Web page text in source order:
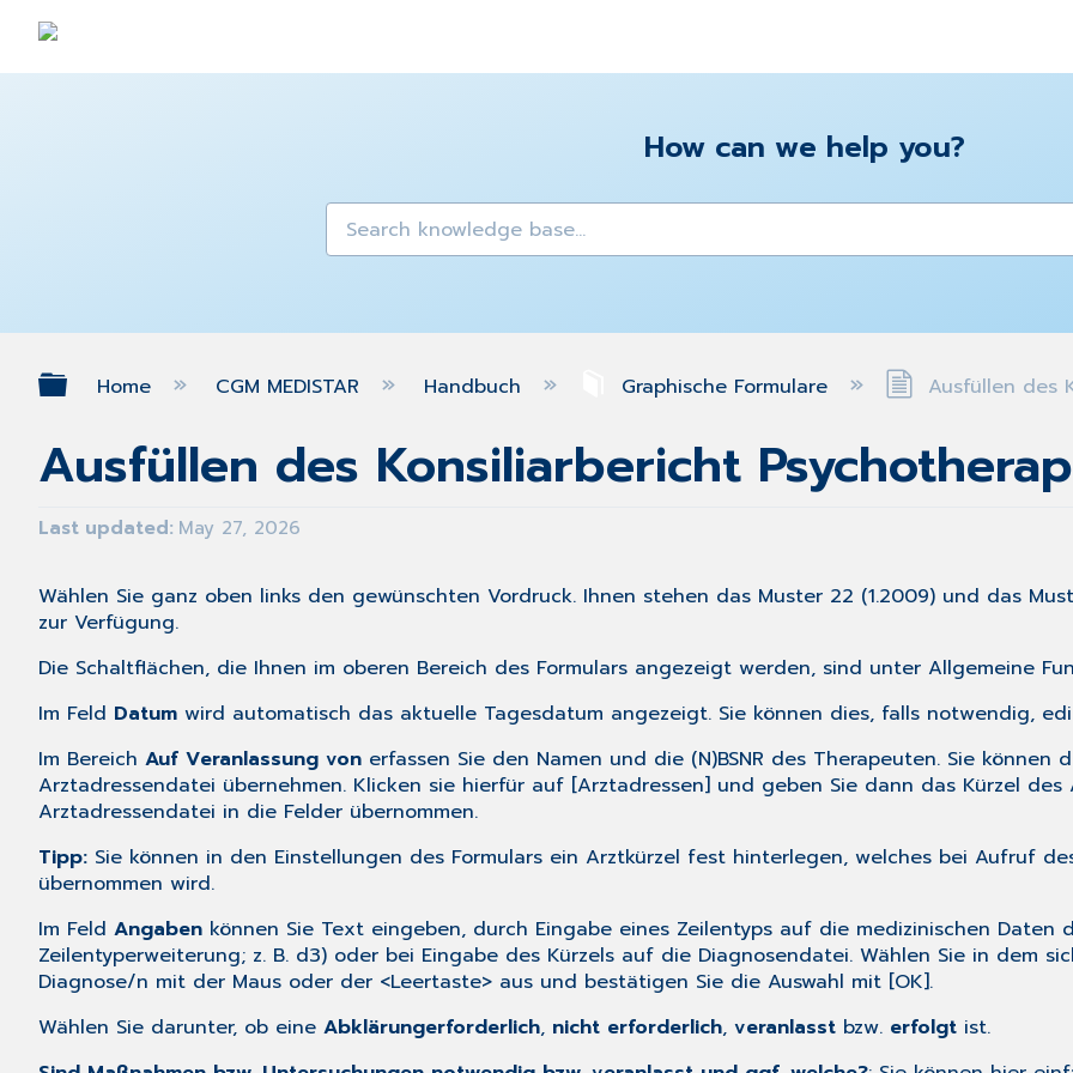
How can we help you?
Expand/collapse global hierarchy
Home CGM MEDISTAR Handbuch Graphische Formulare Ausfüllen des
Ausfüllen des Konsiliarbericht
Last updated May 27, 2026
Wählen Sie ganz oben links den gewünschten Vordruck. Ihnen stehen das Muster 22 (1.2009) und das
zur Verfügung.
Die Schaltflächen, die Ihnen im oberen Bereich des Formulars angezeigt werden, sind unter Allgemeine
Im Feld Datum wird automatisch das aktuelle Tagesdatum angezeigt. Sie können dies, falls notwendig,
Im Bereich Auf Veranlassung von erfassen Sie den Namen und die (N)BSNR des Therapeuten. Sie
Arztadressendatei übernehmen. Klicken sie hierfür auf [Arztadressen] und geben Sie dann das Kürzel
Arztadressendatei in die Felder übernommen.
Tipp: Sie können in den Einstellungen des Formulars ein Arztkürzel fest hinterlegen, welches bei Aufruf
übernommen wird.
Im Feld Angaben können Sie Text eingeben, durch Eingabe eines Zeilentyps auf die medizinischen
Zeilentyperweiterung; z. B. d3) oder bei Eingabe des Kürzels auf die Diagnosendatei. Wählen Sie in dem
Diagnose/n mit der Maus oder der <Leertaste> aus und bestätigen Sie die Auswahl mit [OK].
Wählen Sie darunter, ob eine Abklärungerforderlich, nicht erforderlich, veranlasst bzw. erfolgt ist.